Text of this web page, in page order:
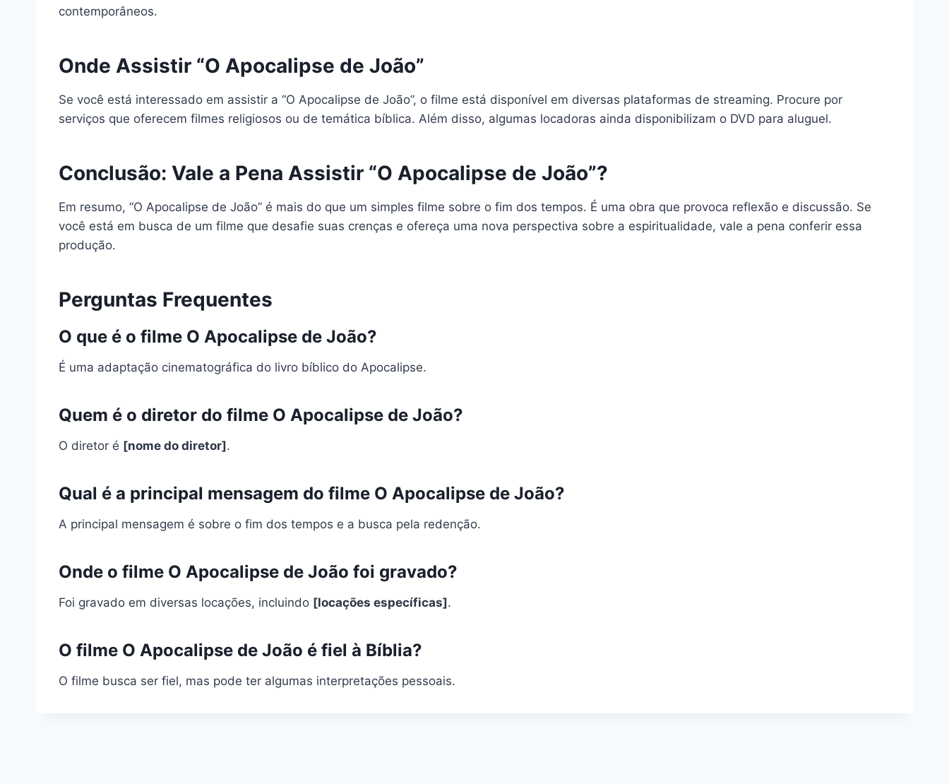
contemporâneos.
Onde Assistir “O Apocalipse de João”
Se você está interessado em assistir a “O Apocalipse de João”, o filme está disponível em diversas plataformas de streaming. Procure por
serviços que oferecem filmes religiosos ou de temática bíblica. Além disso, algumas locadoras ainda disponibilizam o DVD para aluguel.
Conclusão: Vale a Pena Assistir “O Apocalipse de João”?
Em resumo, “O Apocalipse de João” é mais do que um simples filme sobre o fim dos tempos. É uma obra que provoca reflexão e discussão. Se
você está em busca de um filme que desafie suas crenças e ofereça uma nova perspectiva sobre a espiritualidade, vale a pena conferir essa
produção.
Perguntas Frequentes
O que é o filme O Apocalipse de João?
É uma adaptação cinematográfica do livro bíblico do Apocalipse.
Quem é o diretor do filme O Apocalipse de João?
O diretor é [nome do diretor].
Qual é a principal mensagem do filme O Apocalipse de João?
A principal mensagem é sobre o fim dos tempos e a busca pela redenção.
Onde o filme O Apocalipse de João foi gravado?
Foi gravado em diversas locações, incluindo [locações específicas].
O filme O Apocalipse de João é fiel à Bíblia?
O filme busca ser fiel, mas pode ter algumas interpretações pessoais.